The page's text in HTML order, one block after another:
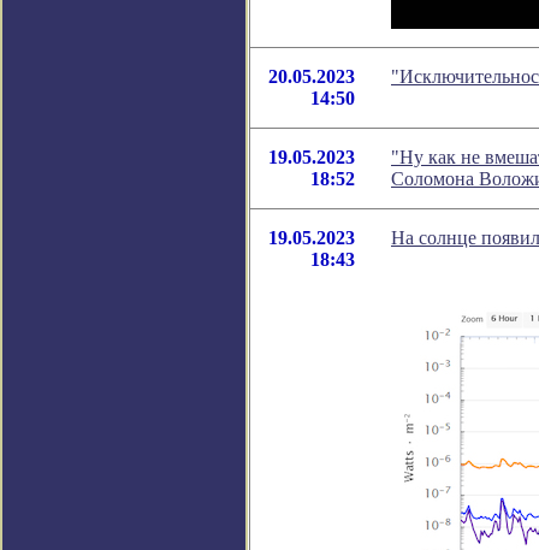
20.05.2023
14:50
19.05.2023
18:52
"Ну как не
Соломона
19.05.2023
18:43
На солнце